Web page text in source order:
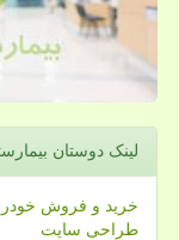
لینک دوستان
خرید و فروش
طراحی سایت